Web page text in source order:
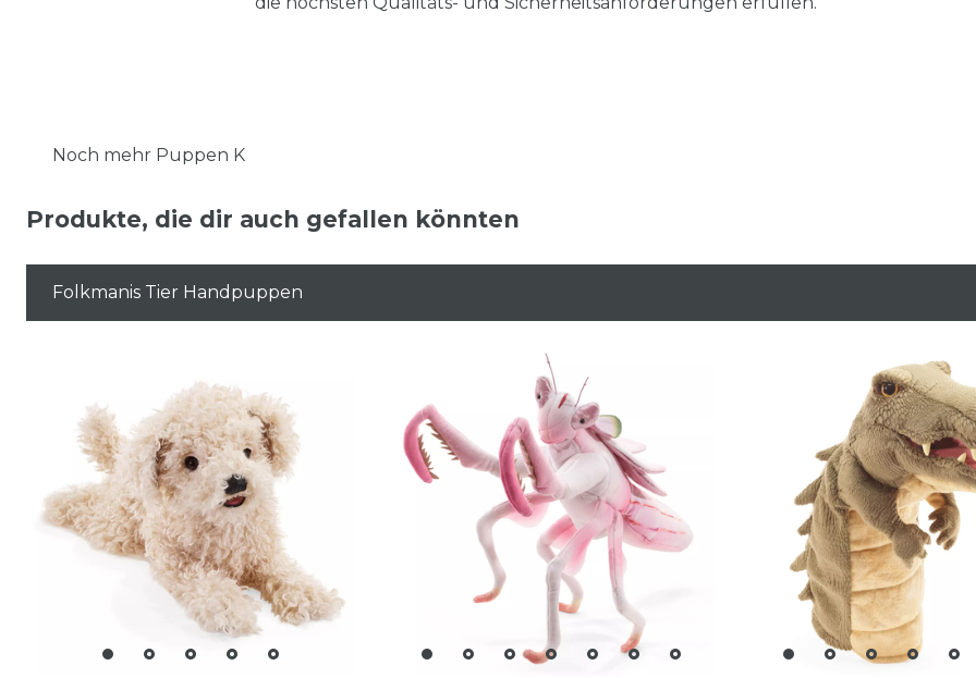
Noch mehr Puppen K
Produkte, die dir auch gefallen könnten
Folkmanis Tier Handpuppen